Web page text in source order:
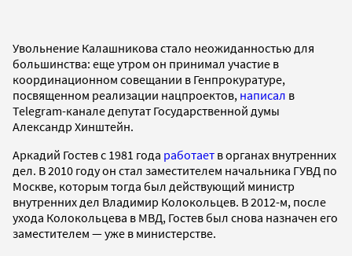
Увольнение Калашникова стало неожиданностью для
большинства: еще утром он принимал участие в
координационном совещании в Генпрокуратуре,
посвященном реализации нацпроектов, написал в
Telegram-канале депутат Государственной думы
Александр Хинштейн.
Аркадий Гостев с 1981 года работает в органах внутренних
дел. В 2010 году он стал заместителем начальника ГУВД по
Москве, которым тогда был действующий министр
внутренних дел Владимир Колокольцев. В 2012-м, после
ухода Колокольцева в МВД, Гостев был снова назначен его
заместителем — уже в министерстве.